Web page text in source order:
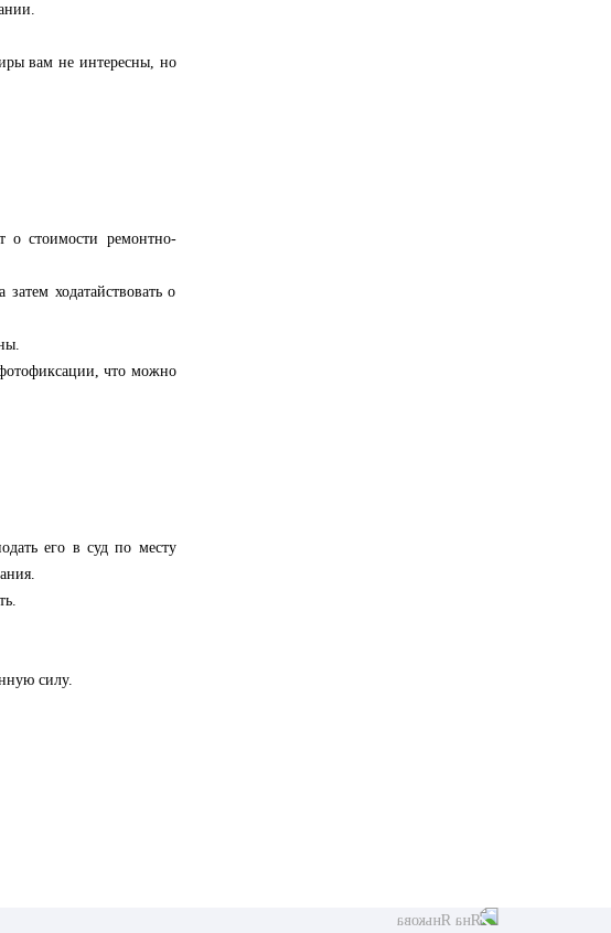
вам не интересны, но
о стоимости ремонтно-
ходатайствовать о
что можно
его в суд по месту
силу.